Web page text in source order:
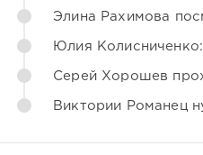
Элина Рахимова
Юлия
Серей Хорошев
Виктории Романец